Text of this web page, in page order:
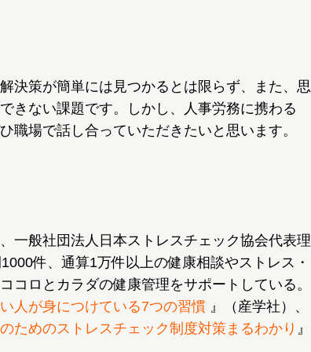
策が簡単には見つかるとは限らず、また、思
きない課題です。しかし、人事労務に携わる
職場で話し合っていただきたいと思います。
般社団法人日本ストレスチェック協会代表理
件、通算1万件以上の健康相談やストレス・
コロとカラダの健康管理をサポートしている。
人が身につけている7つの習慣 』（産学社）、
ためのストレスチェック制度対策まるわかり 』